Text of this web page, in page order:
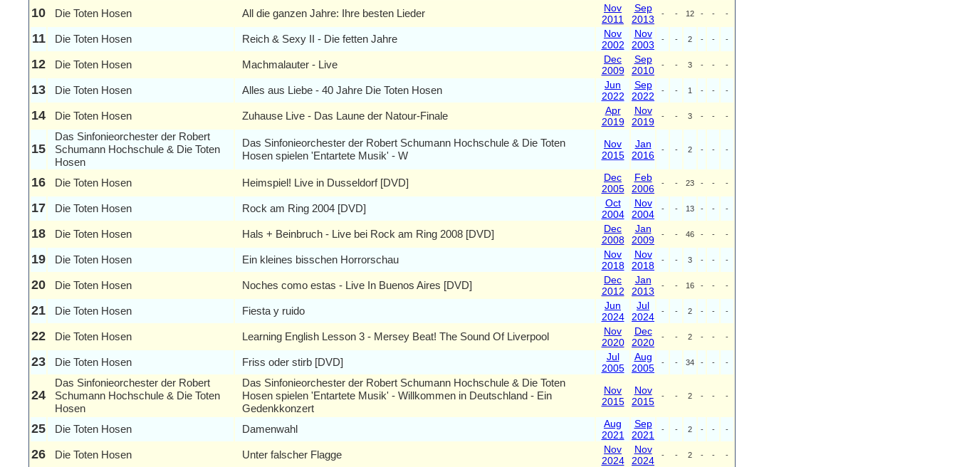
10 Die Toten Hosen All die ganzen Jahre: Ihre besten Lieder
Nov
2011
Sep
2013
- - 12 - - -
11 Die Toten Hosen Reich & Sexy II - Die fetten Jahre
Nov
2002
Nov
2003
- - 2 - - -
12 Die Toten Hosen Machmalauter - Live
Dec
2009
Sep
2010
- - 3 - - -
13 Die Toten Hosen Alles aus Liebe - 40 Jahre Die Toten Hosen
Jun
2022
Sep
2022
- - 1 - - -
14 Die Toten Hosen Zuhause Live - Das Laune der Natour-Finale
Apr
2019
Nov
2019
- - 3 - - -
15
Das Sinfonieorchester der Robert
Schumann Hochschule & Die Toten
Hosen
Das Sinfonieorchester der Robert Schumann Hochschule & Die Toten
Hosen spielen 'Entartete Musik' - W
Nov
2015
Jan
2016
- - 2 - - -
16 Die Toten Hosen Heimspiel! Live in Dusseldorf [DVD]
Dec
2005
Feb
2006
- - 23 - - -
17 Die Toten Hosen Rock am Ring 2004 [DVD]
Oct
2004
Nov
2004
- - 13 - - -
18 Die Toten Hosen Hals + Beinbruch - Live bei Rock am Ring 2008 [DVD]
Dec
2008
Jan
2009
- - 46 - - -
19 Die Toten Hosen Ein kleines bisschen Horrorschau
Nov
2018
Nov
2018
- - 3 - - -
20 Die Toten Hosen Noches como estas - Live In Buenos Aires [DVD]
Dec
2012
Jan
2013
- - 16 - - -
21 Die Toten Hosen Fiesta y ruido
Jun
2024
Jul
2024
- - 2 - - -
22 Die Toten Hosen Learning English Lesson 3 - Mersey Beat! The Sound Of Liverpool
Nov
2020
Dec
2020
- - 2 - - -
23 Die Toten Hosen Friss oder stirb [DVD]
Jul
2005
Aug
2005
- - 34 - - -
24
Das Sinfonieorchester der Robert
Schumann Hochschule & Die Toten
Hosen
Das Sinfonieorchester der Robert Schumann Hochschule & Die Toten
Hosen spielen 'Entartete Musik' - Willkommen in Deutschland - Ein
Gedenkkonzert
Nov
2015
Nov
2015
- - 2 - - -
25 Die Toten Hosen Damenwahl
Aug
2021
Sep
2021
- - 2 - - -
26 Die Toten Hosen Unter falscher Flagge
Nov
2024
Nov
2024
- - 2 - - -